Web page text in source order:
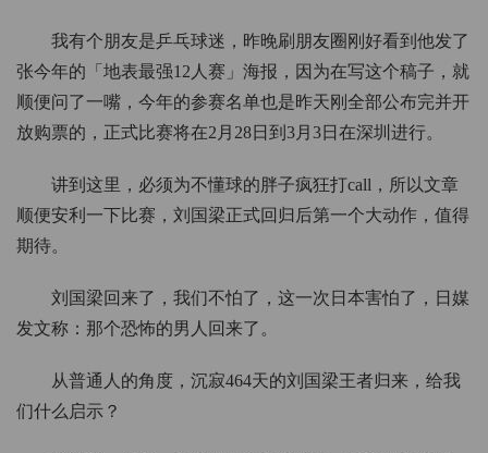
我有个朋友是乒乓球迷，昨晚刷朋友圈刚好看到他发了
张今年的「地表最强12人赛」海报，因为在写这个稿子，就
顺便问了一嘴，今年的参赛名单也是昨天刚全部公布完并开
放购票的，正式比赛将在2月28日到3月3日在深圳进行。
讲到这里，必须为不懂球的胖子疯狂打call，所以文章
顺便安利一下比赛，刘国梁正式回归后第一个大动作，值得
期待。
刘国梁回来了，我们不怕了，这一次日本害怕了，日媒
发文称：那个恐怖的男人回来了。
从普通人的角度，沉寂464天的刘国梁王者归来，给我
们什么启示？